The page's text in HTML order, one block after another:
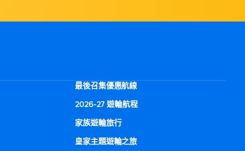
最後召集優惠航線
2026-27 遊輪航程
家族遊輪旅行
皇家主題遊輪之旅